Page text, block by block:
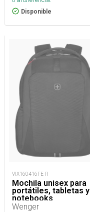
Disponible
VIX160416FE-R
Mochila unisex para
portátiles, tabletas y
notebooks
Wenger